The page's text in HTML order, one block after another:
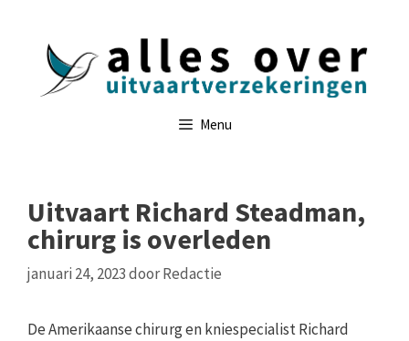
Menu
Uitvaart Richard Steadman,
chirurg is overleden
januari 24, 2023doorRedactie
De Amerikaanse chirurg en kniespecialist Richard